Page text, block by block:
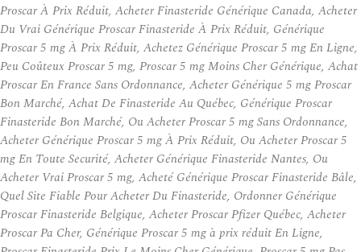
Proscar À Prix Réduit, Acheter Finasteride Générique Canada, Acheter
Du Vrai Générique Proscar Finasteride À Prix Réduit, Générique
Proscar 5 mg À Prix Réduit, Achetez Générique Proscar 5 mg En Ligne,
Peu Coûteux Proscar 5 mg, Proscar 5 mg Moins Cher Générique, Achat
Proscar En France Sans Ordonnance, Acheter Générique 5 mg Proscar
Bon Marché, Achat De Finasteride Au Québec, Générique Proscar
Finasteride Bon Marché, Ou Acheter Proscar 5 mg Sans Ordonnance,
Acheter Générique Proscar 5 mg À Prix Réduit, Ou Acheter Proscar 5
mg En Toute Securité, Acheter Générique Finasteride Nantes, Ou
Acheter Vrai Proscar 5 mg, Acheté Générique Proscar Finasteride Bâle,
Quel Site Fiable Pour Acheter Du Finasteride, Ordonner Générique
Proscar Finasteride Belgique, Acheter Proscar Pfizer Québec, Acheter
Proscar Pa Cher, Générique Proscar 5 mg à prix réduit En Ligne,